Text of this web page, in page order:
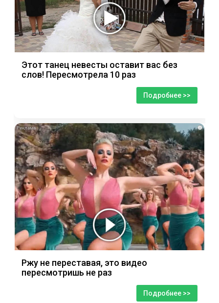
Этот танец невесты оставит вас без
слов! Пересмотрела 10 раз
Подробнее >>
i
Ржу не переставая, это видео
пересмотришь не раз
Подробнее >>